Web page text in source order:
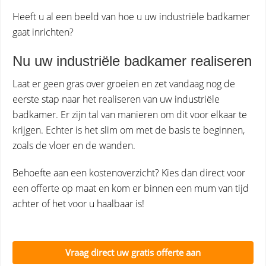
Heeft u al een beeld van hoe u uw industriële badkamer
gaat inrichten?
Nu uw industriële badkamer realiseren
Laat er geen gras over groeien en zet vandaag nog de
eerste stap naar het realiseren van uw industriële
badkamer. Er zijn tal van manieren om dit voor elkaar te
krijgen. Echter is het slim om met de basis te beginnen,
zoals de vloer en de wanden.
Behoefte aan een kostenoverzicht? Kies dan direct voor
een offerte op maat en kom er binnen een mum van tijd
achter of het voor u haalbaar is!
Vraag direct uw gratis offerte aan